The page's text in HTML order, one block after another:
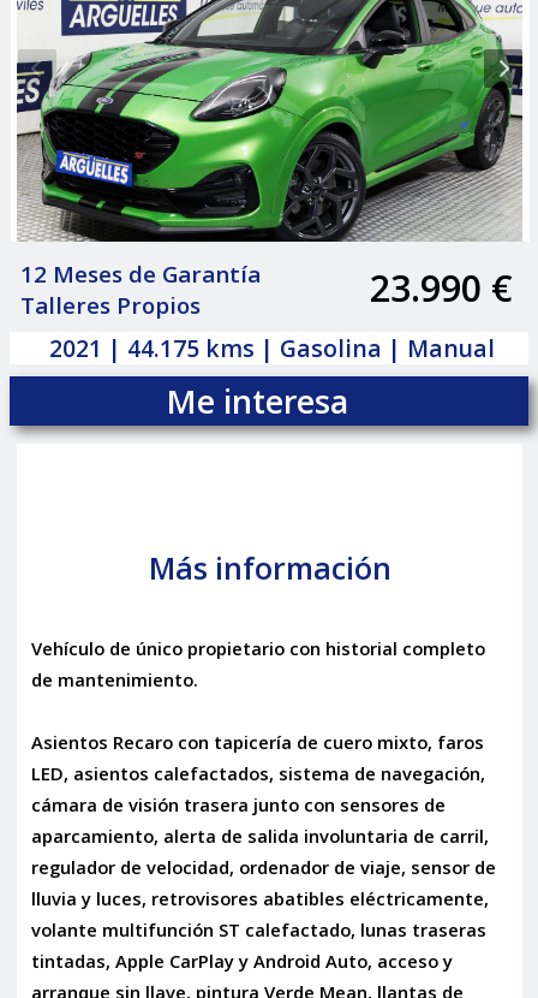
12 Meses de Garantía
Talleres Propios
23.990 €
2021 | 44.175 kms | Gasolina | Manual
Me interesa
Más información
Vehículo de único propietario con historial completo
de mantenimiento.
Asientos Recaro con tapicería de cuero mixto, faros
LED, asientos calefactados, sistema de navegación,
cámara de visión trasera junto con sensores de
aparcamiento, alerta de salida involuntaria de carril,
regulador de velocidad, ordenador de viaje, sensor de
lluvia y luces, retrovisores abatibles eléctricamente,
volante multifunción ST calefactado, lunas traseras
tintadas, Apple CarPlay y Android Auto, acceso y
arranque sin llave, pintura Verde Mean, llantas de